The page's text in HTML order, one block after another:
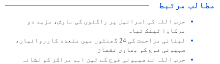
مطالب مرتبط
حزب اللہ کی اسرائیل پر راکٹوں کی بارش، مزید دو
مرکاوا ٹینک تباہ
لبنانی مزاحمت کی 24 گھنٹوں میں متعدد کارروائیاں،
صہیونی فوج کو بھاری نقصان
حزب اللہ نے صیہونی فوج کے تین اہم مراکز کو نشانہ